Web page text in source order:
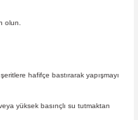
olun.
hafifçe bastırarak yapışmayı
yüksek basınçlı su tutmaktan